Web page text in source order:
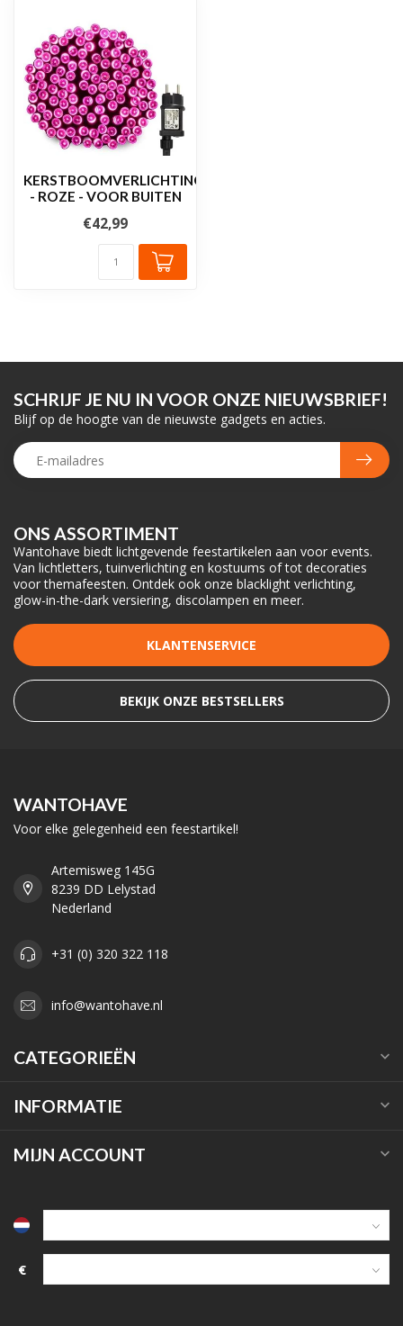
KERSTBOOMVERLICHTING
- ROZE - VOOR BUITEN
€42,99
ONS ASSORTIMENT
Wantohave biedt lichtgevende feestartikelen aan voor events.
Van lichtletters, tuinverlichting en kostuums of tot decoraties
voor themafeesten. Ontdek ook onze blacklight verlichting,
glow-in-the-dark versiering, discolampen en meer.
KLANTENSERVICE
BEKIJK ONZE BESTSELLERS
SCHRIJF JE NU IN VOOR ONZE NIEUWSBRIEF!
Blijf op de hoogte van de nieuwste gadgets en acties.
WANTOHAVE
Voor elke gelegenheid een feestartikel!
Artemisweg 145G
8239 DD Lelystad
Nederland
+31 (0) 320 322 118
info@wantohave.nl
CATEGORIEËN
INFORMATIE
MIJN ACCOUNT
€